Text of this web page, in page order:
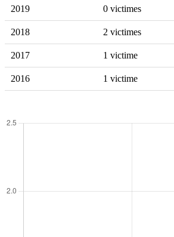
2019 0 victimes
2018 2 victimes
2017 1 victime
2016 1 victime